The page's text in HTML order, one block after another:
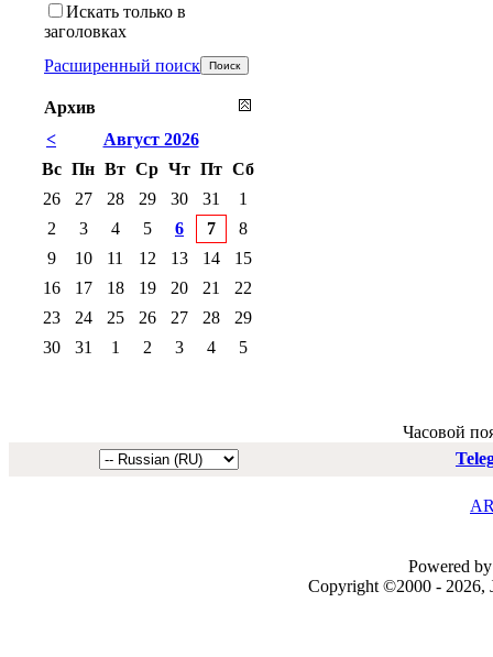
Искать только в
заголовках
Расширенный поиск
Архив
<
Август 2026
Вс Пн Вт Ср Чт Пт Сб
26
27 28 29 30 31
1
2
3 4 5 6 7
8
9
10 11 12 13 14
15
16
17 18 19 20 21
22
23
24 25 26 27 28
29
30
31 1 2 3 4 5
Часовой
Powered
Copyright ©2000 - 2026,